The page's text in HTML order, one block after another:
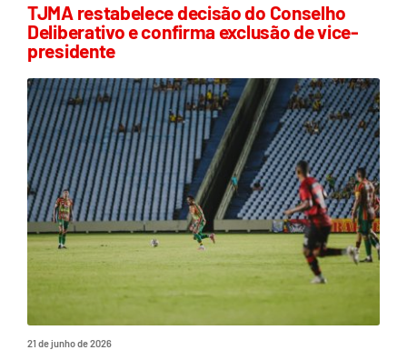
TJMA restabelece decisão do Conselho
Deliberativo e confirma exclusão de vice-
presidente
21 de junho de 2026